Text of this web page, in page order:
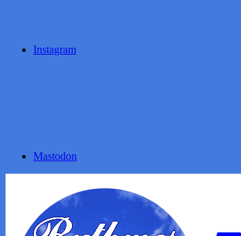
Instagram
Mastodon